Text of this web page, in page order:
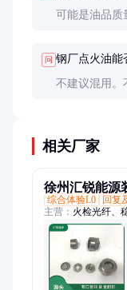
可能是油品质
问 钢厂点火油能
不建议混用。
相关厂家
徐州汇锐能源
综合体验L0
回复
主营： 火检光纤、
枪、微油燃烧器、
件、点火发生器、
器、镜头组件